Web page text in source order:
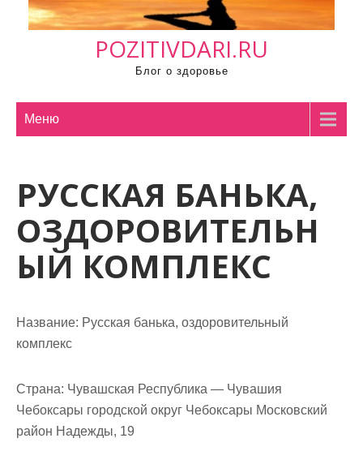
POZITIVDARI.RU
Блог о здоровье
Меню
РУССКАЯ БАНЬКА,
ОЗДОРОВИТЕЛЬН
ЫЙ КОМПЛЕКС
Название: Русская банька, оздоровительный
комплекс
Страна: Чувашская Республика — Чувашия
Чебоксары городской округ Чебоксары Московский
район Надежды, 19